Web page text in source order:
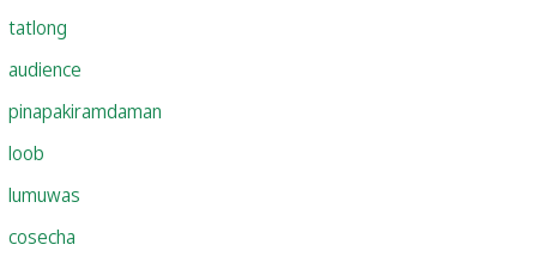
tatlong
audience
pinapakiramdaman
loob
lumuwas
cosecha